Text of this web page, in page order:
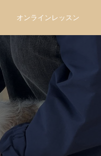
オンラインレッスン